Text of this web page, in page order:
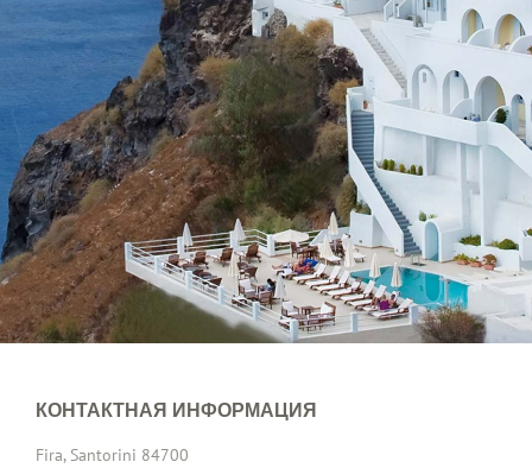
КОНТАКТНАЯ ИНФОРМАЦИЯ
Fira, Santorini 84700